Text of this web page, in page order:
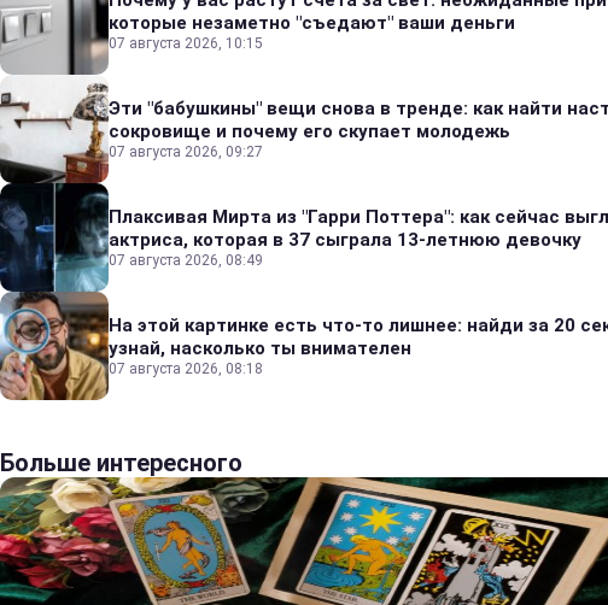
которые незаметно "съедают" ваши деньги
07 августа 2026, 10:15
Эти "бабушкины" вещи снова в тренде: как найти
сокровище и почему его скупает молодежь
07 августа 2026, 09:27
Плаксивая Мирта из "Гарри Поттера": как сейчас
актриса, которая в 37 сыграла 13-летнюю девочку
07 августа 2026, 08:49
На этой картинке есть что-то лишнее: найди за 20
узнай, насколько ты внимателен
07 августа 2026, 08:18
Больше интересного